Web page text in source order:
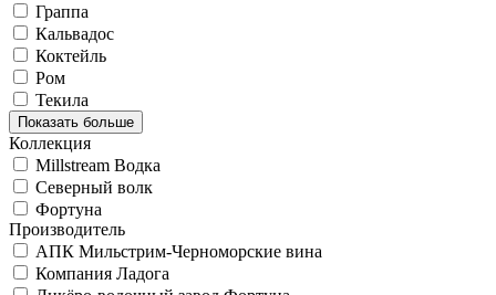
Граппа
Кальвадос
Коктейль
Ром
Текила
Показать больше
Коллекция
Millstream Водка
Северный волк
Фортуна
Производитель
АПК Мильстрим-Черноморские вина
Компания Ладога